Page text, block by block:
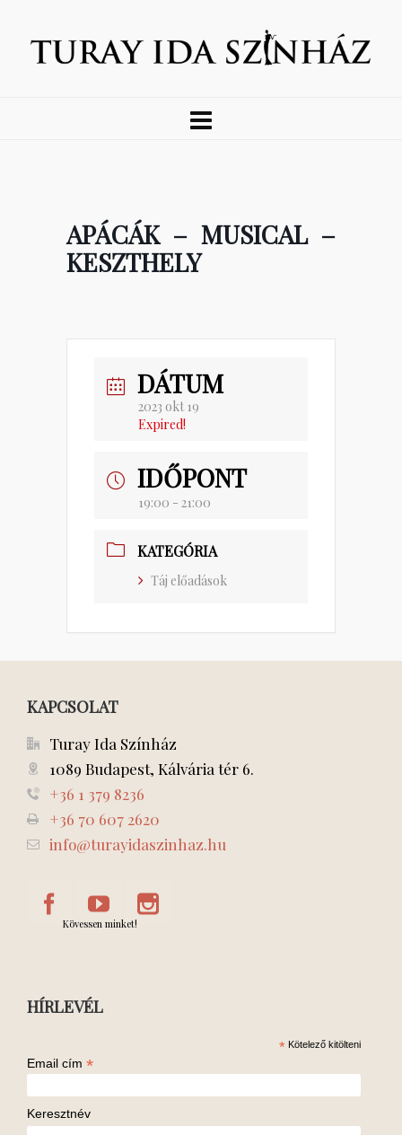
APÁCÁK – MUSICAL –
KESZTHELY
DÁTUM
2023 okt 19
Expired!
IDŐPONT
19:00 - 21:00
KATEGÓRIA
Táj előadások
KAPCSOLAT
Turay Ida Színház
1089 Budapest, Kálvária tér 6.
+36 1 379 8236
+36 70 607 2620
info@turayidaszinhaz.hu
Kövessen minket!
HÍRLEVÉL
* Kötelező kitölteni
Email cím *
Keresztnév